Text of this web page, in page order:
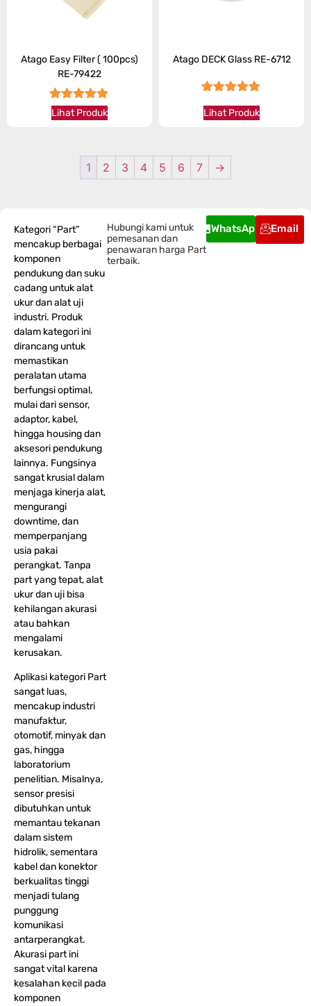
Atago Easy Filter ( 100pcs)
RE-79422
★★★★★
Lihat Produk
Atago DECK Glass RE-6712
Lihat Produk
1 2 3 4 5 6 7 →
Kategori “Part”
mencakup berbagai
komponen
pendukung dan suku
cadang untuk alat
ukur dan alat uji
industri. Produk
dalam kategori ini
dirancang untuk
memastikan
peralatan utama
berfungsi optimal,
mulai dari sensor,
adaptor, kabel,
hingga housing dan
aksesori pendukung
lainnya. Fungsinya
sangat krusial dalam
menjaga kinerja alat,
mengurangi
downtime, dan
memperpanjang
usia pakai
perangkat. Tanpa
part yang tepat, alat
ukur dan uji bisa
kehilangan akurasi
atau bahkan
mengalami
kerusakan.
Aplikasi kategori Part
sangat luas,
mencakup industri
manufaktur,
otomotif, minyak dan
gas, hingga
laboratorium
penelitian. Misalnya,
sensor presisi
dibutuhkan untuk
memantau tekanan
dalam sistem
hidrolik, sementara
kabel dan konektor
berkualitas tinggi
menjadi tulang
punggung
komunikasi
antarperangkat.
Akurasi part ini
sangat vital karena
kesalahan kecil pada
komponen
Hubungi kami untuk
pemesanan dan
penawaran harga Part
terbaik.
WhatsApp Email